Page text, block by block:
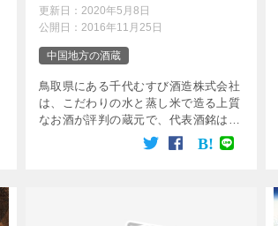
むすび酒造株式会社
更新日： 2020年5月8日
公開日： 2016年11月25日
中国地方の酒蔵
鳥取県にある千代むすび酒造株式会社
は、こだわりの水と蒸し米で造る上質
なお酒が評判の蔵元で、代表酒銘は社
名と同じ「千代むすび」【ちよむす
び】です。 本物・安心・健康をテー